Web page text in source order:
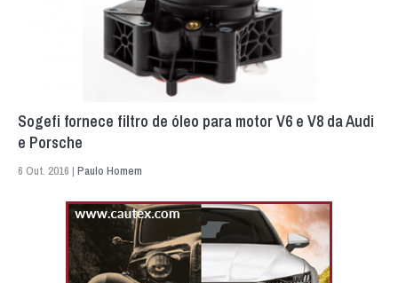
Sogefi fornece filtro de óleo para motor V6 e V8 da Audi
e Porsche
6 Out. 2016 | Paulo Homem